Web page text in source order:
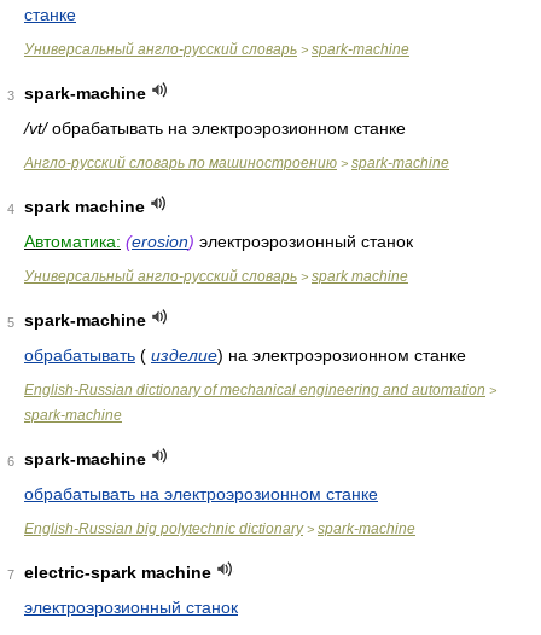
станке
Универсальный англо-русский словарь > spark-machine
3
spark-machine
/vt/обрабатывать на электроэрозионном станке
Англо-русский словарь по машиностроению > spark-machine
4
spark machine
Автоматика: (erosion) электроэрозионный станок
Универсальный англо-русский словарь > spark machine
5
spark-machine
обрабатывать ( изделие) на электроэрозионном станке
English-Russian dictionary of mechanical engineering and automation >
spark-machine
6
spark-machine
обрабатывать на электроэрозионном станке
English-Russian big polytechnic dictionary> spark-machine
7
electric-spark machine
электроэрозионный станок